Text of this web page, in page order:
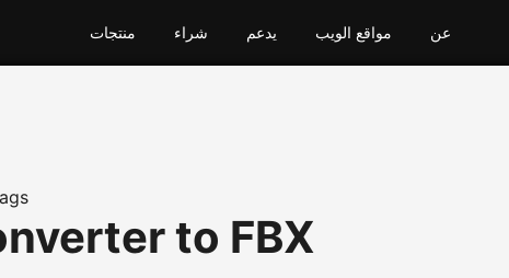
منتجات شراء يدعم مواقع الويب عن
to FBX